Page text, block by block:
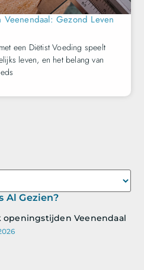
Al Gezien?
openingstijden Veenendaal
Gezond Leven
een Diëtist Voeding speelt
leven, en het belang van